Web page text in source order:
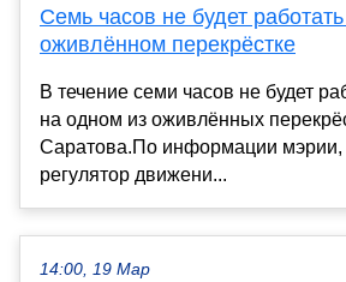
Семь часов не будет
оживлённом перекрёстке
В течение семи часов не будет
на одном из оживлённых
Саратова.По информации мэрии,
регулятор движени...
14:00, 19 Мар